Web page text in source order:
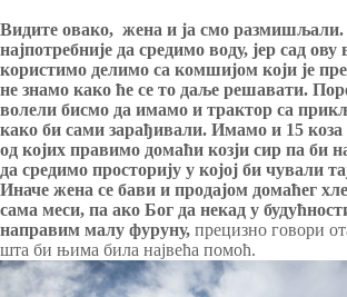
Видите овако, жена и ја смо
најпотребније да средимо воду, јер сад ову
користимо делимо са комшијом који је
не знамо како ће се то даље решавати.
волели бисмо да имамо и трактор са
како би сами зарађивали. Имамо и 15 коза
од којих правимо домаћи козји сир па би
да средимо просторију у којој би чували
Иначе жена се бави и продајом домаћег
сама меси, па ако Бог да некад у
направим малу фуруну, прецизно говори
шта би њима била највећа помоћ.